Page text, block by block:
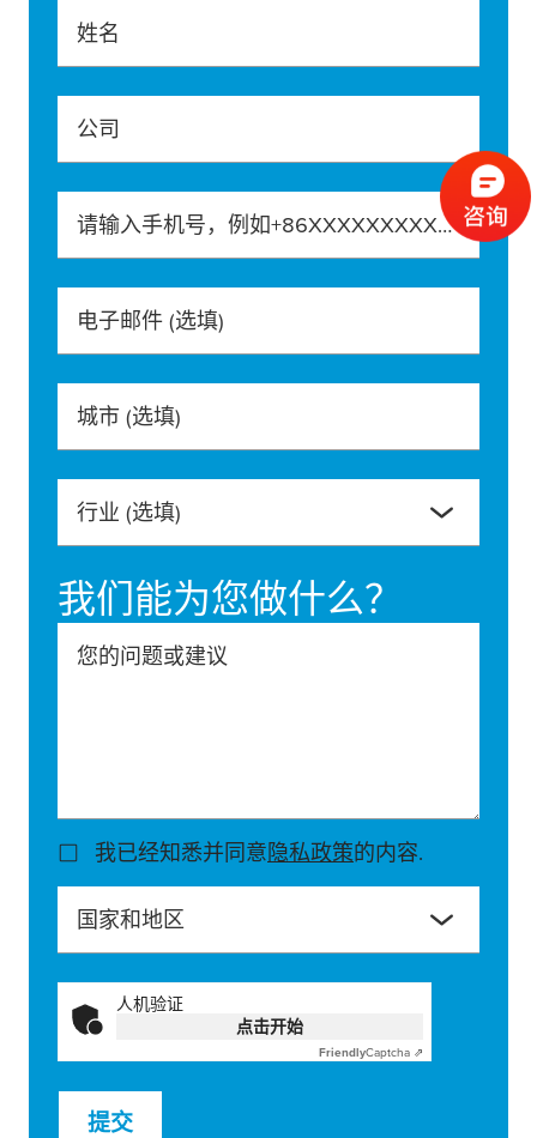
姓名
公司
请输入手机号，例如+86XXXXXXXXXXX
电子邮件 (选填)
城市 (选填)
行业 (选填)
我们能为您做什么？
您的问题或建议
我已经知悉并同意隐私政策的内容.
国家和地区
人机验证
点击开始
FriendlyCaptcha ⇗
提交